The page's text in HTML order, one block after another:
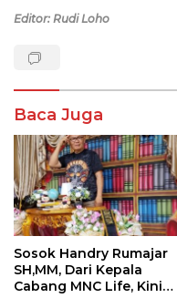
Editor: Rudi Loho
Baca Juga
Sosok Handry Rumajar
SH,MM, Dari Kepala
Cabang MNC Life, Kini